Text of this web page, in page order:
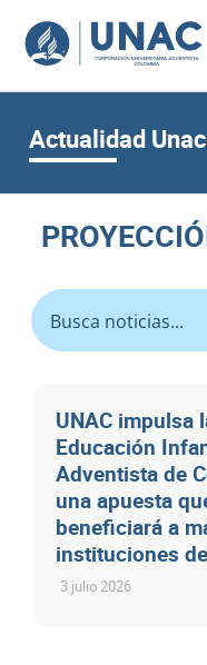
contenido
Actualidad
UNAC impulsa
Educación
Adventista de
una apuesta
beneficiará a
instituciones
3 julio 2026